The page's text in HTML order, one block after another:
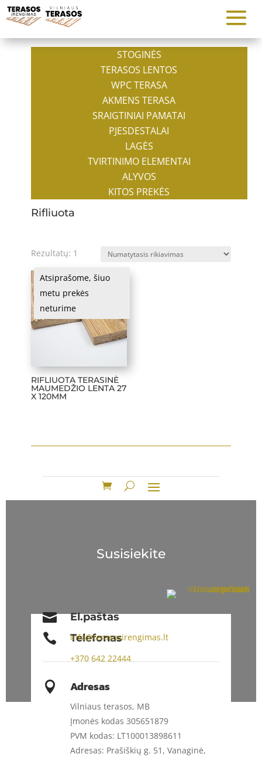
STOGINĖS
TERASOS LENTOS
WPC TERASA
AKMENS TERASA
SRAIGTINIAI PAMATAI
PJESDESTALAI
LAGĖS
TVIRTINIMO ELEMENTAI
ALYVOS
KITOS PREKĖS
Rifliuota
Rezultatų: 1
Atsiprašome, šiuo
metu prekės
neturime
RIFLIUOTA TERASINĖ
MAUMEDŽIO LENTA 27
X 120MM
Susisiekite
 Telefonas
+370642 22444
 El.paštas
info@terasosirengimas.lt
 Adresas
Vilniaus terasos, MB
Įmonės kodas 305651879
PVM kodas: LT100013898611
Adresas: Prašiškių g. 51, Vanaginė,